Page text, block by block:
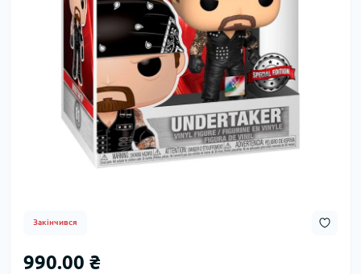
Закінчився
990.00 ₴